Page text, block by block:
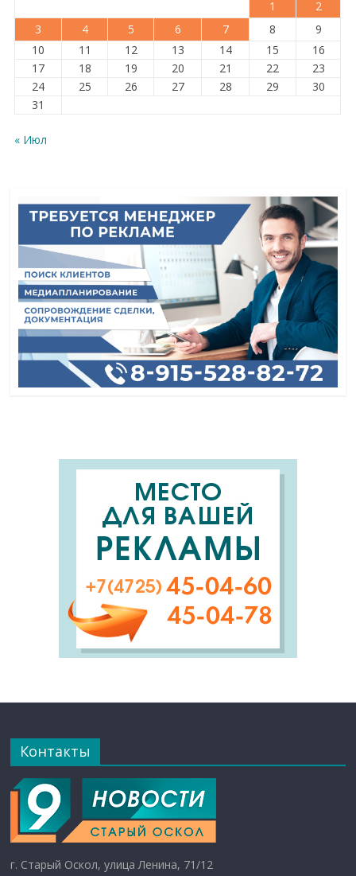
1
2
3
4 5 6 7 8
9
10
11 12 13 14 15
16
17
18 19 20 21 22
23
24
25 26 27 28 29
30
31
« Июл
Контакты
г. Старый Оскол, улица Ленина, 71/12